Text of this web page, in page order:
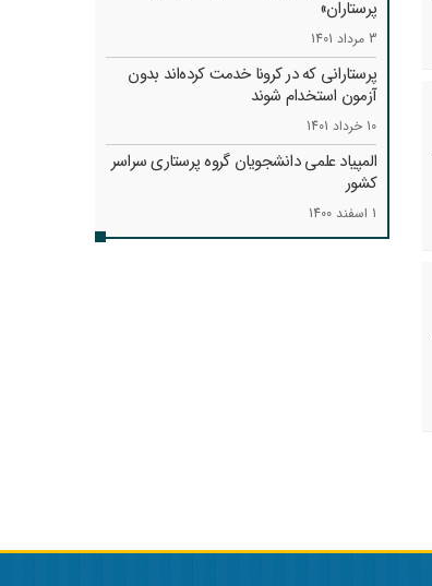
پرستاران»
3 مرداد 1401
پرستارانی که در کرونا خدمت کرد‌ه‌اند بدون
آزمون استخدام شوند
10 خرداد 1401
المپیاد علمی دانشجویان گروه پرستاری سراسر
کشور
1 اسفند 1400